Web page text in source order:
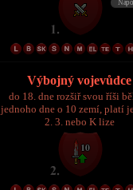
Výbojný vojevůdce
do 18. dne rozšiř svou říši
jednoho dne o 10 zemí, platí
2. 3. nebo K lize